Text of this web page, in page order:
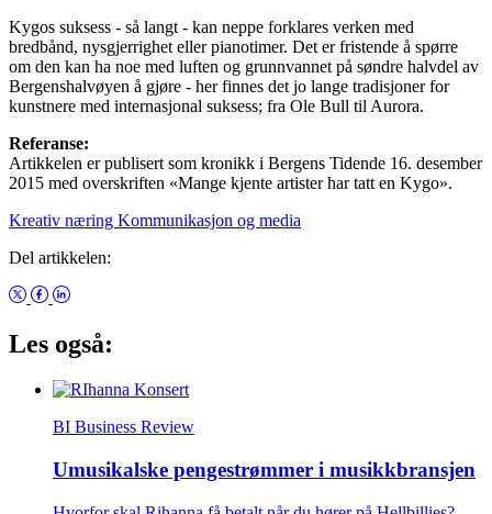
Kygos suksess - så langt - kan neppe forklares verken med
bredbånd, nysgjerrighet eller pianotimer. Det er fristende å spørre
om den kan ha noe med luften og grunnvannet på søndre halvdel av
Bergenshalvøyen å gjøre - her finnes det jo lange tradisjoner for
kunstnere med internasjonal suksess; fra Ole Bull til Aurora.
Referanse:
Artikkelen er publisert som kronikk i Bergens Tidende 16. desember
2015 med overskriften «Mange kjente artister har tatt en Kygo».
Kreativ næring Kommunikasjon og media
Del artikkelen:
Les også:
BI Business Review
Umusikalske pengestrømmer i musikkbransjen